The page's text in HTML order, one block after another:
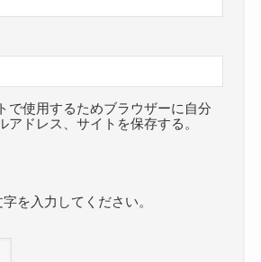
で使用するためブラウザーに自分
アドレス、サイトを保存する。
字を入力してください。